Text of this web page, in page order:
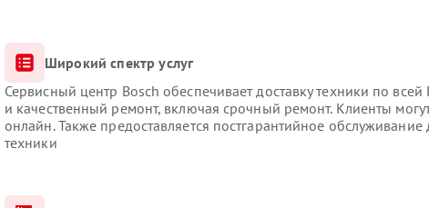
Широкий спектр услуг
Сервисный центр Bosch обеспечивает доставку техники по
и качественный ремонт, включая срочный ремонт. Клиенты
онлайн. Также предоставляется постгарантийное
техники